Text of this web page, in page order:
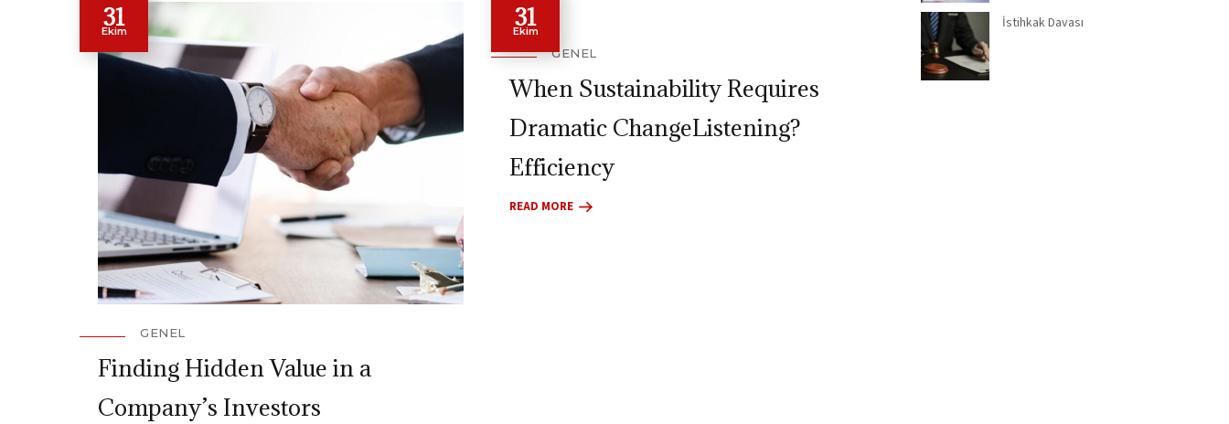
31
Ekim
GENEL
Finding Hidden Value in a
Company’s Investors
31
Ekim
GENEL
When Sustainability Requires
Dramatic ChangeListening?
Efficiency
READ MORE
İstihkak Davası